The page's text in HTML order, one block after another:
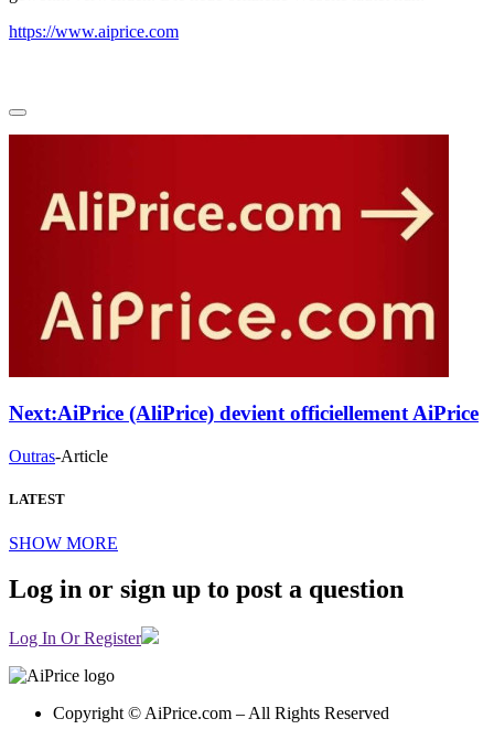
https://www.aiprice.com
Next:AiPrice (AliPrice) devient officiellement AiPrice
Outras-Article
LATEST
SHOW MORE
Log in or sign up to post a question
Log In Or Register
Copyright © AiPrice.com – All Rights Reserved